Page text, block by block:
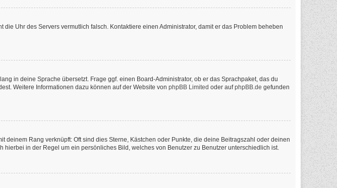
Uhr des Servers vermutlich falsch. Kontaktiere einen Administrator, damit er das Problem beheben
in deine Sprache übersetzt. Frage ggf. einen Board-Administrator, ob er das Sprachpaket, das du
Weitere Informationen dazu können auf der Website von phpBB Limited oder aufphpBB.de gefunden
Rang verknüpft: Oft sind dies Sterne, Kästchen oder Punkte, die deine Beitragszahl oder deinen
in der Regel um ein persönliches Bild, welches von Benutzer zu Benutzer unterschiedlich ist.